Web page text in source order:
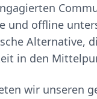
und offline
Alternative,
in den
wir unseren